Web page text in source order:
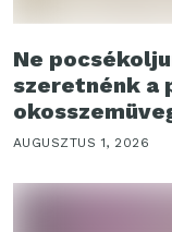
Ne
szeretnénk a
AUGUSZTUS 1, 2026